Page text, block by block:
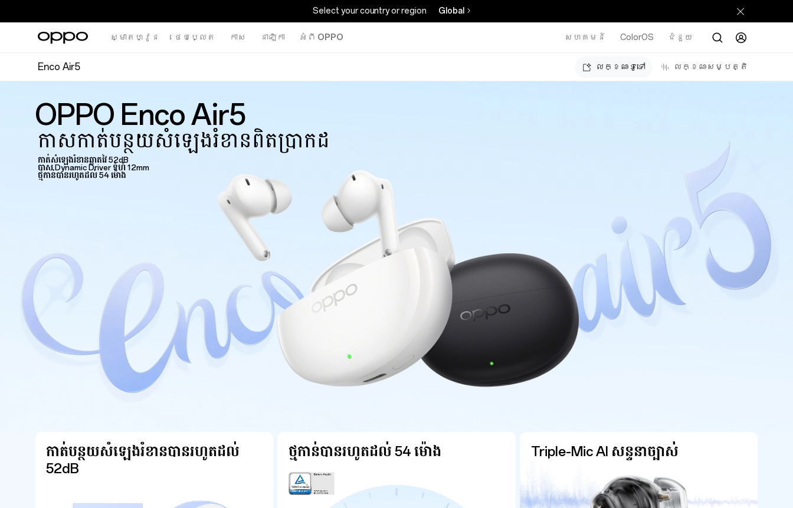
Select your country or region Global
ស្មាតហ្វូន ថេបប្លេត កាស នាឡិកា អំពី OPPO សហគមន៍ ColorOS ជំនួយ
Enco Air5 លក្ខណៈទូទៅ លក្ខណៈសម្បត្តិ
OPPO Enco Air5
កាសកាត់បន្ថយសំឡេងរំខានពិតប្រាកដ
កាត់សំឡេងរំខានឆ្លាតវៃ 52dB
បាស Dynamic Driver ទំហំ 12mm
ថ្មកាន់បានរហូតដល់ 54 ម៉ោង
កាត់បន្ថយសំឡេងរំខានបានរហូតដល់
52dB
ថ្មកាន់បានរហូតដល់ 54 ម៉ោង Triple-Mic AI សន្ទនាច្បាស់់